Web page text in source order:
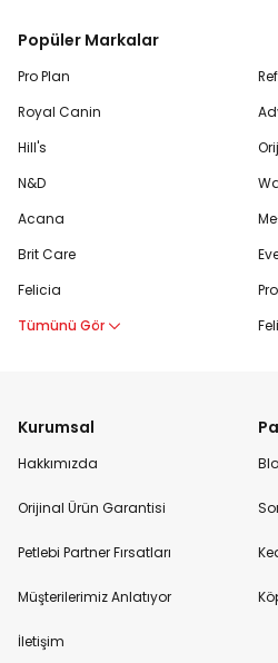
Popüler Markalar
Pro Plan
Royal Canin
Hill's
N&D
Acana
Brit Care
Felicia
Tümünü Gör
Kurumsal
Hakkımızda
Orijinal Ürün Garantisi
Petlebi Partner Fırsatları
Müşterilerimiz Anlatıyor
İletişim